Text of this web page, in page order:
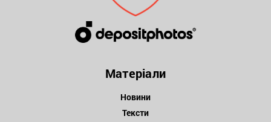
Матеріали
Новини
Тексти